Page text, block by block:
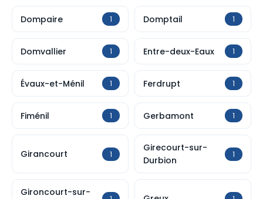
Dompaire 1 Domptail 1
Domvallier 1 Entre-deux-Eaux 1
Évaux-et-Ménil 1 Ferdrupt 1
Fiménil 1 Gerbamont 1
Girancourt 1
Girecourt-sur-
Durbion
1
Gironcourt-sur-